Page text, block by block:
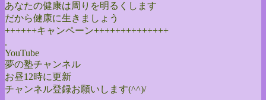
あなたの健康は周りを明るくします
だから健康に生きましょう
++++++キャンペーン++++++++++++++
.
YouTube
夢の塾チャンネル
お昼12時に更新
チャンネル登録お願いします(^^)/